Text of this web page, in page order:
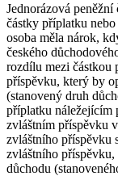
Jednorázová
částky příplatku
osoba měla nárok,
českého
rozdílu mezi částkou
příspěvku, který by
(stanovený druh
příplatku náležejícím
zvláštním příspěvku
zvláštního příspěvku
zvláštního
důchodu